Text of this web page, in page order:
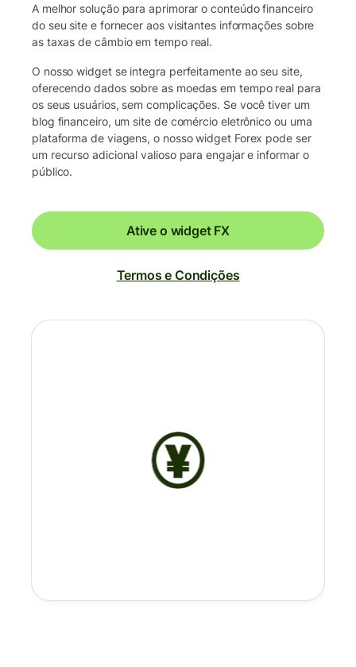
A melhor solução para aprimorar o conteúdo financeiro
do seu site e fornecer aos visitantes informações sobre
as taxas de câmbio em tempo real.
O nosso widget se integra perfeitamente ao seu site,
oferecendo dados sobre as moedas em tempo real para
os seus usuários, sem complicações. Se você tiver um
blog financeiro, um site de comércio eletrônico ou uma
plataforma de viagens, o nosso widget Forex pode ser
um recurso adicional valioso para engajar e informar o
público.
Ative o widget FX
Termos e Condições